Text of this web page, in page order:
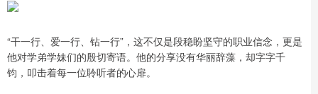
“干一行、爱一行、钻一行”，这不仅是段稳盼坚守的职业信念，更是
他对学弟学妹们的殷切寄语。他的分享没有华丽辞藻，却字字千
钧，叩击着每一位聆听者的心扉。